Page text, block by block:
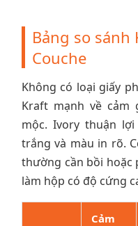
Bảng so sánh
Couche
Không có loại giấy
Kraft mạnh về cảm
mộc. Ivory thuận
trắng và màu in rõ.
thường cần bồi hoặc
làm hộp có độ cứng
Cảm